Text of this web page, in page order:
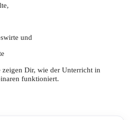
und
zeigen Dir, wie der Unterricht in
funktioniert.